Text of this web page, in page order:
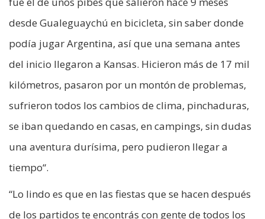
desde Gualeguaychú en bicicleta, sin saber donde
podía jugar Argentina, así que una semana antes
del inicio llegaron a Kansas. Hicieron más de 17 mil
kilómetros, pasaron por un montón de problemas,
sufrieron todos los cambios de clima, pinchaduras,
se iban quedando en casas, en campings, sin dudas
una aventura durísima, pero pudieron llegar a
tiempo“.
“Lo lindo es que en las fiestas que se hacen después
de los partidos te encontrás con gente de todos los